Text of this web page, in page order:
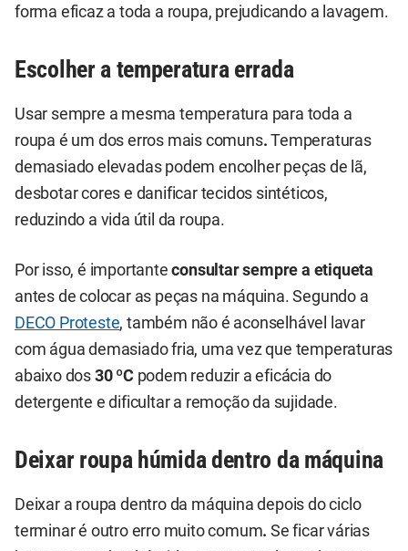
forma eficaz a toda a roupa, prejudicando a lavagem.
Escolher a temperatura errada
Usar sempre a mesma temperatura para toda a
roupa é um dos erros mais comuns. Temperaturas
demasiado elevadas podem encolher peças de lã,
desbotar cores e danificar tecidos sintéticos,
reduzindo a vida útil da roupa.
Por isso, é importanteconsultar sempre a etiqueta
antes de colocar as peças na máquina. Segundo a
DECO Proteste, também não é aconselhável lavar
com água demasiado fria, uma vez que temperaturas
abaixo dos 30 ºC podem reduzir a eficácia do
detergente e dificultar a remoção da sujidade.
Deixar roupa húmida dentro da máquina
Deixar a roupa dentro da máquina depois do ciclo
terminar é outro erro muito comum. Se ficar várias